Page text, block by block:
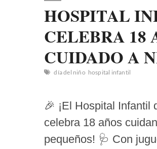
HOSPITAL
CELEBRA 18
CUIDADO A
día del niño hospital infantil
🎉 ¡El Hospital Infantil
celebra 18 años
pequeños! 🩺 Con